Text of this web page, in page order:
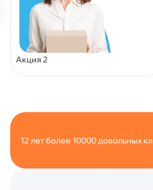
Акция 2
12 лет более 10000 довольных